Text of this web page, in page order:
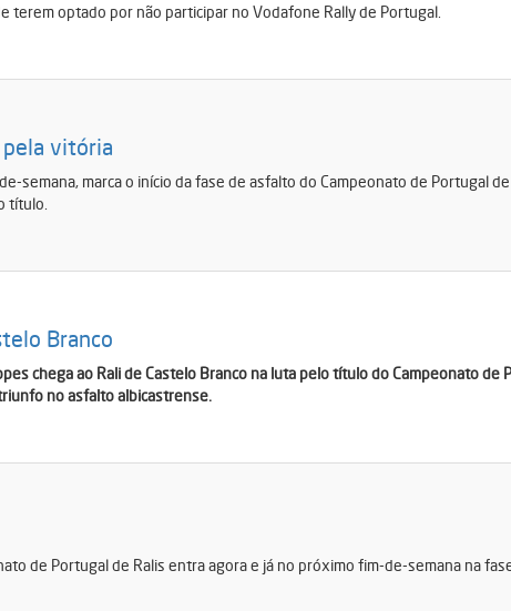
terem optado por não participar no Vodafone Rally de Portugal.
pela vitória
semana, marca o início da fase de asfalto do Campeonato de Portugal
título.
Branco
chega ao Rali de Castelo Branco na luta pelo título do Campeonato de
no asfalto albicastrense.
de Portugal de Ralis entra agora e já no próximo fim-de-semana na